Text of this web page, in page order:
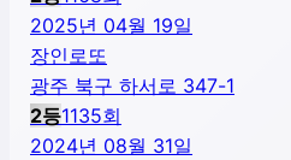
2025년 04월 19일
장인로또
광주 북구 하서로 347-1
2등1135회
2024년 08월 31일